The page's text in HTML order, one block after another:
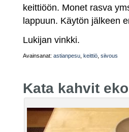
keittiöön. Monet rasva
lappuun. Käytön jälkeen
Lukijan vinkki.
Avainsanat: astianpesu keittiö siivous
Kata kahvit